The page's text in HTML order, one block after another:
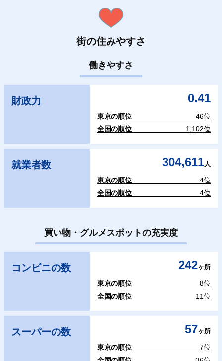
街の住みやすさ
働きやすさ
財政力 0.41
東京の順位
46位
全国の順位
1,102位
就業者数 304,611人
東京の順位
4位
全国の順位
4位
買い物・グルメスポットの充実度
コンビニの数 242ヶ所
東京の順位
8位
全国の順位
11位
スーパーの数 57ヶ所
東京の順位
7位